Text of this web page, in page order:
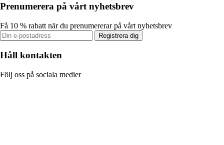
Prenumerera på vårt nyhetsbrev
Få 10 % rabatt när du prenumererar på vårt nyhetsbrev
Registrera dig
Håll kontakten
Följ oss på sociala medier